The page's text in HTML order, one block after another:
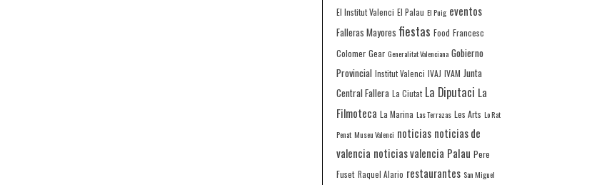
El Institut Valenci El Palau El Puig eventos
Falleras Mayores fiestas Food Francesc
Colomer Gear Generalitat Valenciana Gobierno
Provincial Institut Valenci IVAJ IVAM Junta
Central Fallera La Ciutat La Diputaci La
Filmoteca La Marina Las Terrazas Les Arts Lo Rat
Penat Museu Valenci noticias noticias de
valencia noticias valencia Palau Pere
Fuset Raquel Alario restaurantes San Miguel